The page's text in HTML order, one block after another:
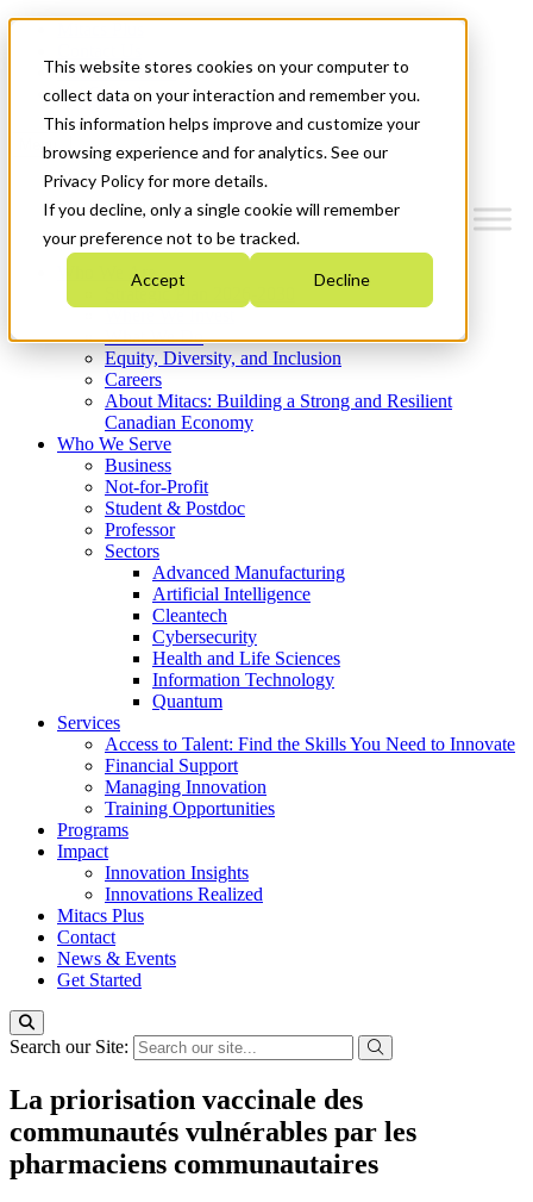
This website stores cookies on your computer to
collect data on your interaction and remember you.
This information helps improve and customize your
browsing experience and for analytics. See our
Privacy Policy for more details.
If you decline, only a single cookie will remember
your preference not to be tracked.
Accept Decline
News & Events
Get Started
Menu
Who We Are
Strategic Plan 2026-2030
What We Do
Equity, Diversity, and Inclusion
Careers
About Mitacs: Building a Strong and Resilient
Canadian Economy
Who We Serve
Business
Not-for-Profit
Student & Postdoc
Professor
Sectors
Advanced Manufacturing
Artificial Intelligence
Cleantech
Cybersecurity
Health and Life Sciences
Information Technology
Quantum
Services
Access to Talent: Find the Skills You Need to Innovate
Financial Support
Managing Innovation
Training Opportunities
Programs
Impact
Innovation Insights
Innovations Realized
Mitacs Plus
Contact
News & Events
Get Started
Search our Site:
La priorisation vaccinale des
communautés vulnérables par les
pharmaciens communautaires